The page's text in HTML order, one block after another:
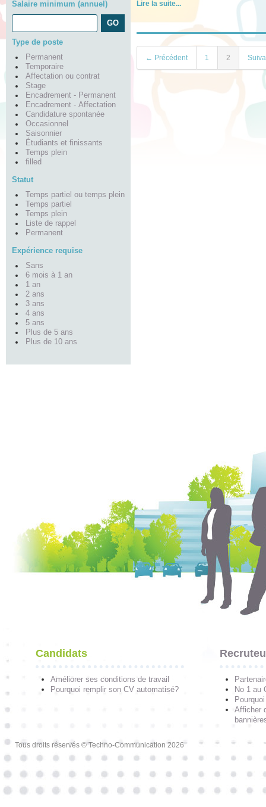
Salaire minimum (annuel)
Type de poste
Permanent
Temporaire
Affectation ou contrat
Stage
Encadrement - Permanent
Encadrement - Affectation
Candidature spontanée
Occasionnel
Saisonnier
Étudiants et finissants
Temps plein
filled
Statut
Temps partiel ou temps plein
Temps partiel
Temps plein
Liste de rappel
Permanent
Expérience requise
Sans
6 mois à 1 an
1 an
2 ans
3 ans
4 ans
5 ans
Plus de 5 ans
Plus de 10 ans
Lire la suite...
← Précédent 1 2
Candidats
Améliorer ses conditions de travail
Pourquoi remplir son CV automatisé?
No 1 au
Afficher
Tous droits réservés © Techno-Communication 2026